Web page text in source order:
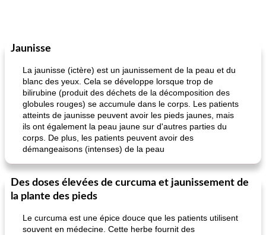
Jaunisse
La jaunisse (ictère) est un jaunissement de la peau et du
blanc des yeux. Cela se développe lorsque trop de
bilirubine (produit des déchets de la décomposition des
globules rouges) se accumule dans le corps. Les patients
atteints de jaunisse peuvent avoir les pieds jaunes, mais
ils ont également la peau jaune sur d'autres parties du
corps. De plus, les patients peuvent avoir des
démangeaisons (intenses) de la peau
Des doses élevées de curcuma et jaunissement de
la plante des pieds
Le curcuma est une épice douce que les patients utilisent
souvent en médecine. Cette herbe fournit des